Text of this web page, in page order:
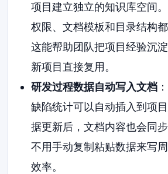
项目建立独立的知识库空间
权限、文档模板和目录结构都
这能帮助团队把项目经验沉
新项目直接复用。
研发过程数据自动写入文档
缺陷统计可以自动插入到项
据更新后，文档内容也会同
不用手动复制粘贴数据来写
效率。